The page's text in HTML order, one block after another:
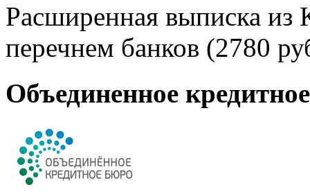
Расширенная выписка из
перечнем банков (2780
Объединенное